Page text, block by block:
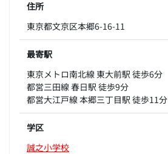
住所
東京都文京区本郷6-16-11
最寄駅
東京メトロ南北線 東大前駅 徒歩6分
都営三田線 春日駅 徒歩9分
都営大江戸線 本郷三丁目駅 徒歩11分
学区
誠之小学校